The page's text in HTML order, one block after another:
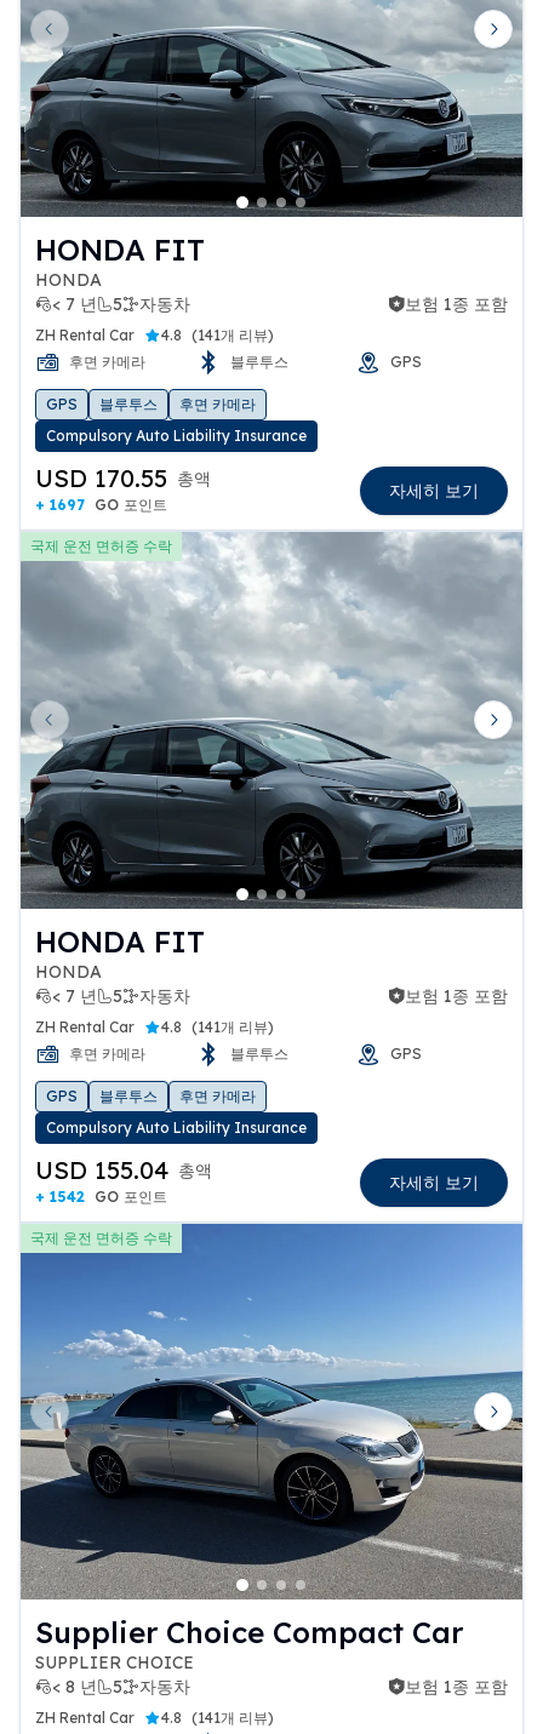
Previous slide Next
HONDA FIT
HONDA
< 7 년
5 자동차
보험 1종 포함 보험 1종 포함
ZH Rental Car 4.8 (141개 리뷰)
후면 카메라
블루투스 GPS
GPS 블루투스
후면 카메라
Compulsory Auto Liability Insurance
USD 170.55 총액
+ 1697 GO 포인트
자세히 보기
국제 운전 면허증 수락
Previous slide Next
HONDA FIT
HONDA
< 7 년
5 자동차
보험 1종 포함 보험 1종 포함
ZH Rental Car 4.8 (141개 리뷰)
후면 카메라
블루투스 GPS
GPS 블루투스
후면 카메라
Compulsory Auto Liability Insurance
USD 155.04 총액
+ 1542 GO 포인트
자세히 보기
국제 운전 면허증 수락
Previous slide Next
Supplier Choice Compact Car
SUPPLIER CHOICE
< 8 년
5 자동차
보험 1종 포함 보험 1종 포함
ZH Rental Car 4.8 (141개 리뷰)